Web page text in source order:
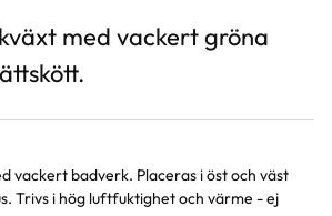
med vackert gröna
vackert badverk. Placeras i öst och väst
Trivs i hög luftfuktighet och värme - ej